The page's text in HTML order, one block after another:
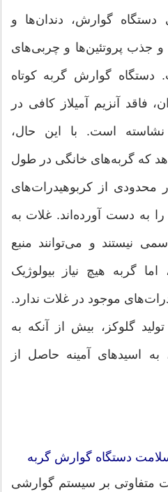
دستگاه گوارش، دندان‌ها و
و جذب پروتئین‌ها و چربی‌های
دستگاه گوارش گربه کوتاه
فاقد آنزیم آمیلاز کافی در
نشاسته است. با این حال،
که گربه‌های خانگی در طول
محدودی از کربوهیدرات‌های
به دست آورده‌اند. غلات به
نیستند و می‌توانند منبع
اما گربه هیچ نیاز بیولوژیک
موجود در غلات ندارد.
گلوکز، بیش از آنکه به
به اسیدهای آمینه حاصل از
دستگاه گوارش گربه
متفاوتی بر سیستم گوارشی